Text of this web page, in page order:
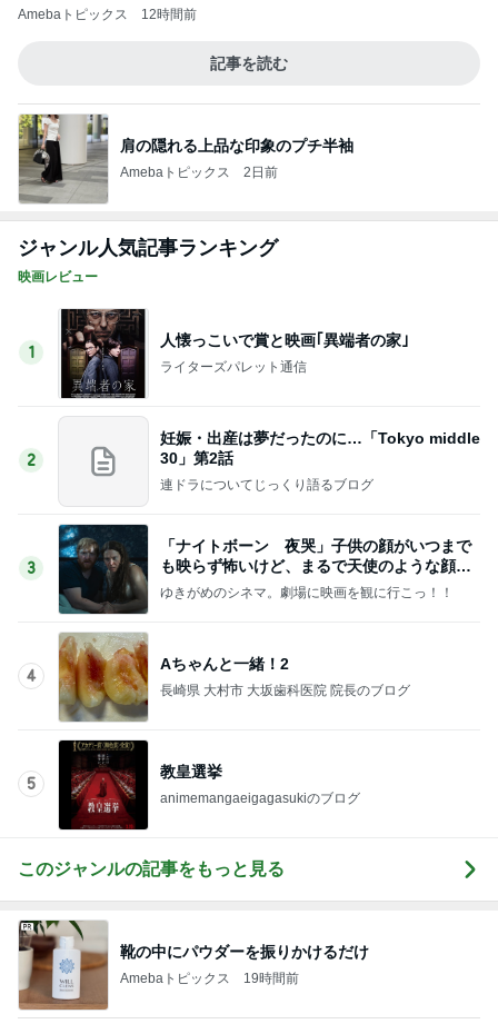
Amebaトピックス 12時間前
記事を読む
肩の隠れる上品な印象のプチ半袖
Amebaトピックス 2日前
ジャンル人気記事ランキング
映画レビュー
1
人懐っこいで賞と映画｢異端者の家｣
ライターズパレット通信
2
妊娠・出産は夢だったのに…「Tokyo middle
30」第2話
連ドラについてじっくり語るブログ
3
「ナイトボーン 夜哭」子供の顔がいつまで
も映らず怖いけど、まるで天使のような顔の
赤ちゃんでした。
ゆきがめのシネマ。劇場に映画を観に行こっ！！
4
Aちゃんと一緒！2
長崎県 大村市 大坂歯科医院 院長のブログ
5
教皇選挙
animemangaeigagasukiのブログ
このジャンルの記事をもっと見る
靴の中にパウダーを振りかけるだけ
Amebaトピックス 19時間前